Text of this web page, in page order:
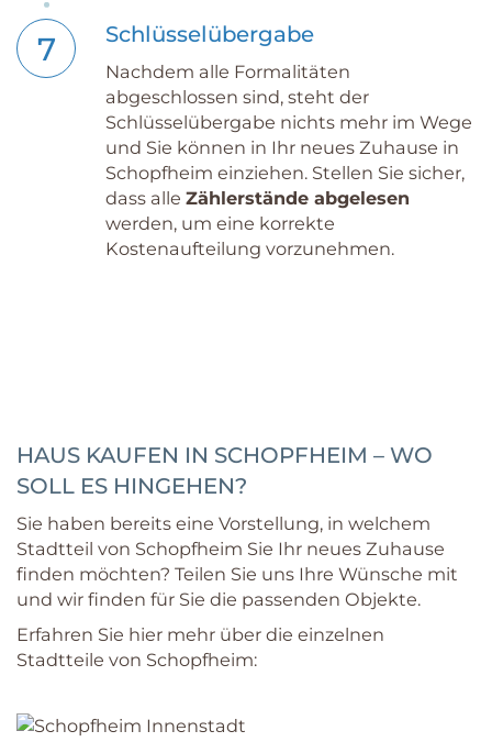
7 Schlüsselübergabe
Nachdem alle Formalitäten
abgeschlossen sind, steht der
Schlüsselübergabe nichts mehr im Wege
und Sie können in Ihr neues Zuhause in
Schopfheim einziehen. Stellen Sie sicher,
dass alle Zählerstände abgelesen
werden, um eine korrekte
Kostenaufteilung vorzunehmen.
HAUS KAUFEN IN SCHOPFHEIM – WO
SOLL ES HINGEHEN?
Sie haben bereits eine Vorstellung, in welchem
Stadtteil von Schopfheim Sie Ihr neues Zuhause
finden möchten? Teilen Sie uns Ihre Wünsche mit
und wir finden für Sie die passenden Objekte.
Erfahren Sie hier mehr über die einzelnen
Stadtteile von Schopfheim: